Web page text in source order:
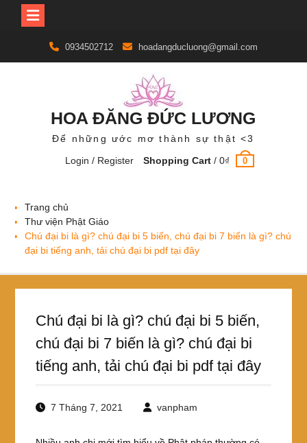
content
0934502712 hoadangducluong@gmail.com
HOA ĐĂNG ĐỨC LƯƠNG
Để những ước mơ thành sự thật <3
Login / Register
Shopping Cart /0₫ 0
Trang chủ
Thư viện Phật Giáo
Chú đại bi là gì? chú đại bi 5 biến, chú đại bi 7 biến là gì? chú
đại bi tiếng anh, tải chú đại bi pdf tại đây
Chú đại bi là gì? chú đại bi 5 biến,
chú đại bi 7 biến là gì? chú đại bi
tiếng anh, tải chú đại bi pdf tại đây
7 Tháng 7, 2021 vanpham